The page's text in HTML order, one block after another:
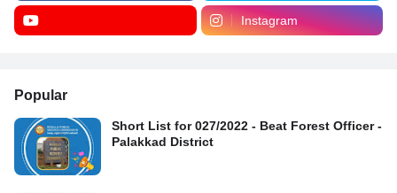
Instagram
Popular
Short List for 027/2022 - Beat Forest Officer -
Palakkad District